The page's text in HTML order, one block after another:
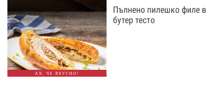
АХ, ЧЕ ВКУСНО!
Пълнено пилешко филе в
бутер тесто